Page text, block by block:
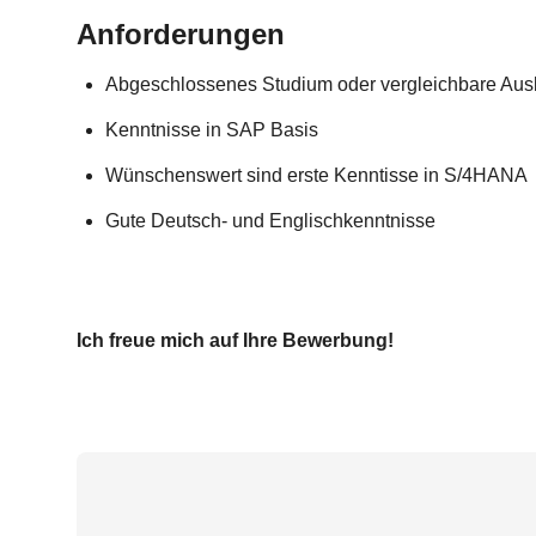
Anforderungen
Abgeschlossenes Studium oder vergleichbare
Kenntnisse in SAP Basis
Wünschenswert sind erste Kenntisse in S/4HANA
Gute Deutsch- und Englischkenntnisse
Ich freue mich auf Ihre Bewerbung!